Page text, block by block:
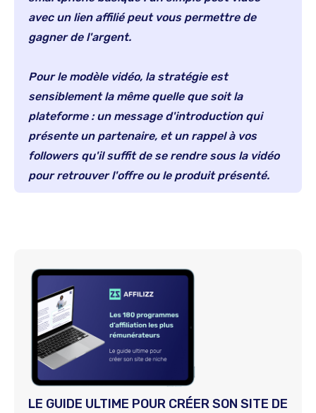
avec un lien affilié peut vous permettre de
gagner de l'argent.
Pour le modèle vidéo, la stratégie est
sensiblement la même quelle que soit la
plateforme : un message d'introduction qui
présente un partenaire, et un rappel à vos
followers qu'il suffit de se rendre sous la vidéo
pour retrouver l'offre ou le produit présenté.
LE GUIDE ULTIME POUR CRÉER SON SITE DE